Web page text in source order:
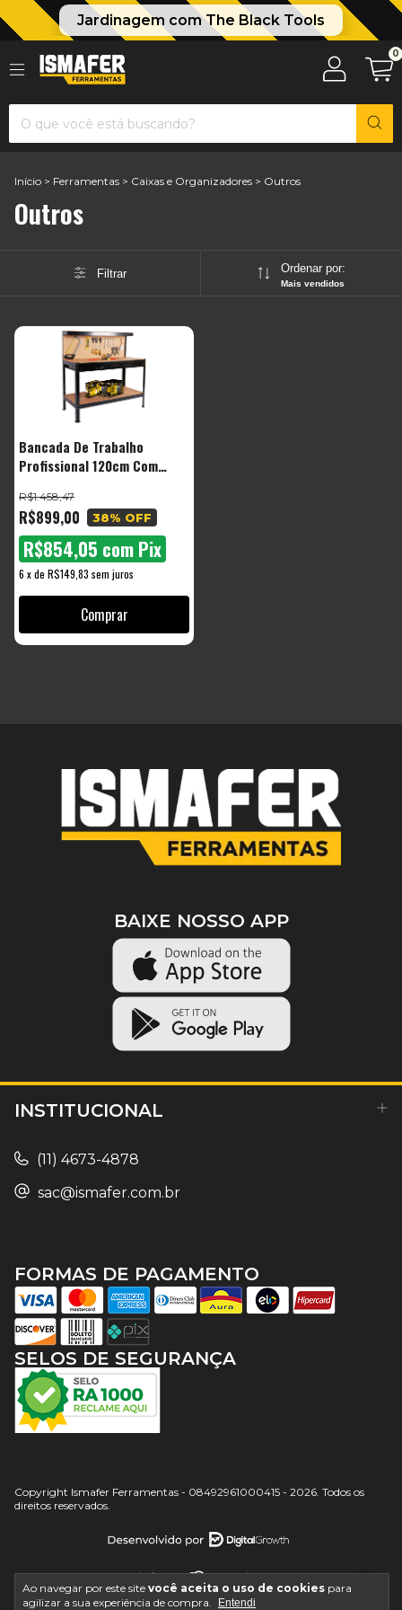
Jardinagem com The Black Tools
0
Ao navegar por este site você aceita o uso de cookies para
agilizar a sua experiência de compra.
Entendi
Início > Ferramentas > Caixas e Organizadores > Outros
Outros
Filtrar Ordenar por:
Mais vendidos
Bancada De Trabalho
Profissional 120cm Com
Ferramentas Capacidade De
250kg Tbt100 The Black
Tools
R$899,00
R$1.458,47
38% OFF
6 xde R$149,83 sem juros
R$854,05 com Pix
INSTITUCIONAL
(11) 4673-4878
sac@ismafer.com.br
BAIXE NOSSO APP
SELOS DE SEGURANÇA
FORMAS DE PAGAMENTO
Copyright Ismafer Ferramentas - 08492961000415 - 2026. Todos os
direitos reservados.